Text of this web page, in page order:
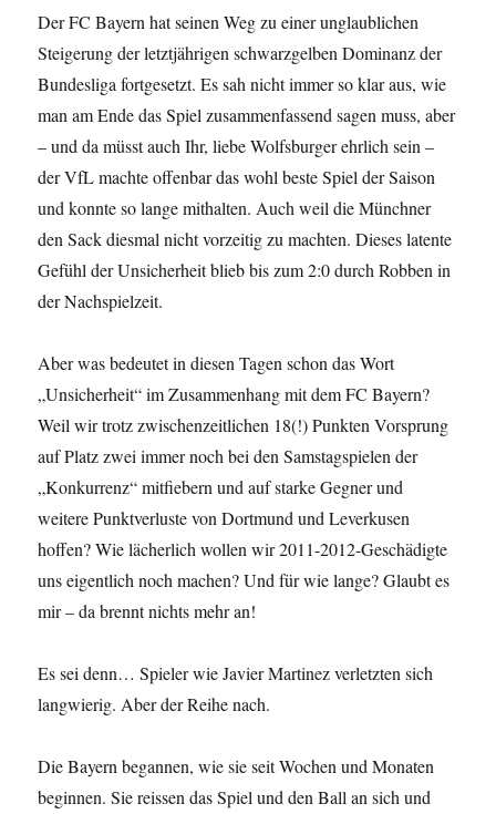
Der FC Bayern hat seinen Weg zu einer unglaublichen
Steigerung der letztjährigen schwarzgelben Dominanz der
Bundesliga fortgesetzt. Es sah nicht immer so klar aus, wie
man am Ende das Spiel zusammenfassend sagen muss, aber
– und da müsst auch Ihr, liebe Wolfsburger ehrlich sein –
der VfL machte offenbar das wohl beste Spiel der Saison
und konnte so lange mithalten. Auch weil die Münchner
den Sack diesmal nicht vorzeitig zu machten. Dieses latente
Gefühl der Unsicherheit blieb bis zum 2:0 durch Robben in
der Nachspielzeit.
Aber was bedeutet in diesen Tagen schon das Wort
„Unsicherheit“ im Zusammenhang mit dem FC Bayern?
Weil wir trotz zwischenzeitlichen 18(!) Punkten Vorsprung
auf Platz zwei immer noch bei den Samstagspielen der
„Konkurrenz“ mitfiebern und auf starke Gegner und
weitere Punktverluste von Dortmund und Leverkusen
hoffen? Wie lächerlich wollen wir 2011-2012-Geschädigte
uns eigentlich noch machen? Und für wie lange? Glaubt es
mir – da brennt nichts mehr an!
Es sei denn… Spieler wie Javier Martinez verletzten sich
langwierig. Aber der Reihe nach.
Die Bayern begannen, wie sie seit Wochen und Monaten
beginnen. Sie reissen das Spiel und den Ball an sich und